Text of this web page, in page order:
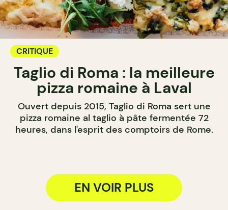
CRITIQUE
Taglio di Roma : la meilleure
pizza romaine à Laval
Ouvert depuis 2015, Taglio di Roma sert une
pizza romaine al taglio à pâte fermentée 72
heures, dans l'esprit des comptoirs de Rome.
EN VOIR PLUS